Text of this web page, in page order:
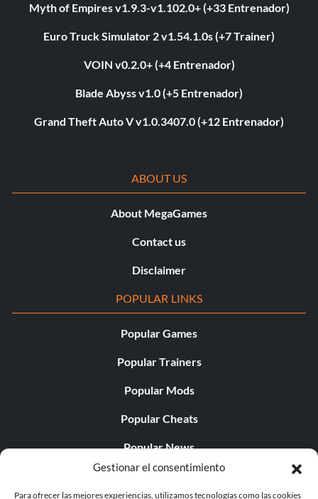
Gestionar el consentimiento
Para ofrecer las mejores experiencias, utilizamos tecnologías como las cookies
Myth of Empires v1.9.3-v1.102.0+ (+33 Entrenador)
Euro Truck Simulator 2 v1.54.1.0s (+7 Trainer)
VOIN v0.2.0+ (+4 Entrenador)
Blade Abyss v1.0 (+5 Entrenador)
Grand Theft Auto V v1.0.3407.0 (+12 Entrenador)
ABOUT US
About MegaGames
Contact us
Disclaimer
POPULAR LINKS
Popular Games
Popular Trainers
Popular Mods
Popular Cheats
Popular News
Popular Editorials